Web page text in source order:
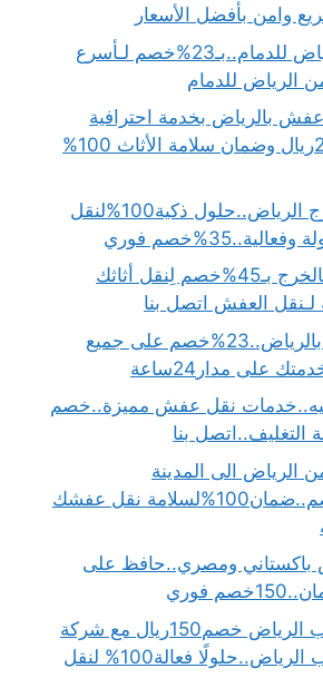
نقل عفش من الرياض للدمام..بـ23%خصم لـأسرع
الرياض للدمام
بالرياض بخدمة احترافية
وأسعار تبدأ من200ريال وضمان سلامة الأثاث 100%
دينا نقل عفش خارج الرياض..حلول ذكية100%لنقل
فوري
شركة نقل عفش بالخرج بـ45%خصم لِنقل أثاثك
شركة تخزين اثاث بالرياض..23%خصم على جميع
على مدار24ساعة
نقل عفش مميزة..خصم
الى المدينة
المنورة..بـ23%خصم..ضمان100%لسلامة نقل عفشك
باكستاني ومصري..حافظ على
دينا نقل عفش غرب الرياض خصم150ريال مع شركة
نقل عفش في غرب الرياض..حلولًا فعالة100% لنقل